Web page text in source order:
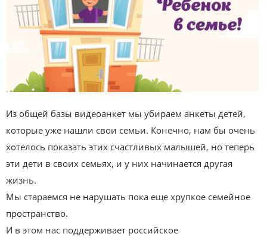
Из общей базы видеоанкет мы убираем анкеты детей,
которые уже нашли свои семьи. Конечно, нам бы очень
хотелось показать этих счастливых малышей, но теперь
эти дети в своих семьях, и у них начинается другая
жизнь.
Мы стараемся не нарушать пока еще хрупкое семейное
пространство.
И в этом нас поддерживает российское